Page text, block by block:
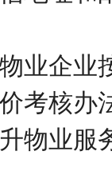
业企业
考核办
物业服